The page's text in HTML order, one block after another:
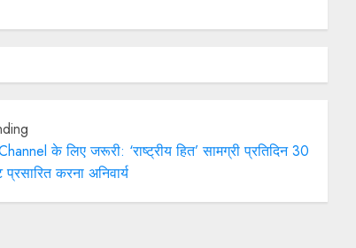
के लिए जरूरी: ‘राष्ट्रीय हित’ सामग्री प्रतिदिन 30
प्रसारित करना अनिवार्य